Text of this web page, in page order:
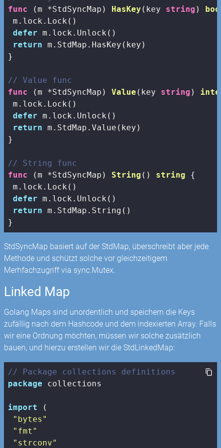
func
(m *StdSyncMap) HasKey (key string )
m.lock.Lock()
defer m.lock.Unlock()
return m.StdMap.HasKey(key)
}
// Value func
func
(m *StdSyncMap) Value (key string )
m.lock.Lock()
defer m.lock.Unlock()
return m.StdMap.Value(key)
}
// String func
func
(m *StdSyncMap) String () string {
m.lock.Lock()
defer m.lock.Unlock()
return m.StdMap.String()
}
StdSyncMap basiert auf der StdMap, überschreibt aber jede
Methode und schützt solche vor gleichzeitigem
Merhfachzugriff via sync.Mutex.
Linked Map
Golang Maps sind unordentlich und speichern die Keys
zufällig nach dem Hashcode und dem indexierten Array. Falls
wir eine Ordnung möchten, müssen wir solche zusätzlich
bauen, und hierzu erstellen wir die StdLinkedMap:
// Package collections definitions
package collections
import (
"bytes"
"fmt"
"strconv"